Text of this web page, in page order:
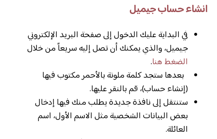
انشاء حساب جيميل
في البداية عليك الدخول إلى صفحة البريد الإلكتروني
جيميل، والذي يمكنك أن تصل إليه سريعاً من خلال
الضغط هنا.
بعدها ستجد كلمة ملونة بالأحمر مكتوب فيها
(إنشاء حساب)، قم بالنقر عليها.
ستنتقل إلى نافذة جديدة يطلب منك فيها إدخال
بعض البيانات الشخصية مثل الاسم الأول، اسم
العائلة.